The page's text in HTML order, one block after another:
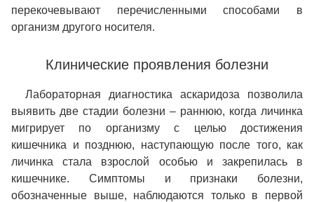
перекочевывают перечисленными способами в
организм другого носителя.
Клинические проявления болезни
Лабораторная диагностика аскаридоза позволила
выявить две стадии болезни – раннюю, когда личинка
мигрирует по организму с целью достижения
кишечника и позднюю, наступающую после того, как
личинка стала взрослой особью и закрепилась в
кишечнике. Симптомы и признаки болезни,
обозначенные выше, наблюдаются только в первой